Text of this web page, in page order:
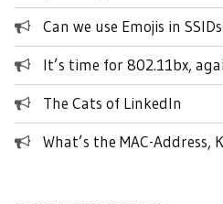
Can we use Emojis in
It’s time for 802.11bx,
The Cats of LinkedIn
What’s the MAC-Address,